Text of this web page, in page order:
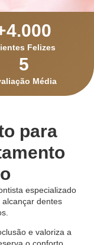
Felizes
4.000
Média
5
para
especializado
dentes
e valoriza a